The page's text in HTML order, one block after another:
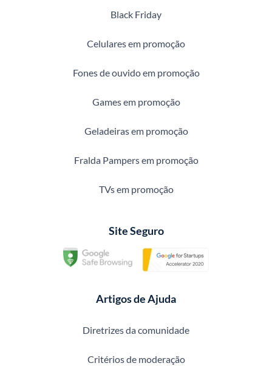
Black Friday
Celulares em promoção
Fones de ouvido em promoção
Games em promoção
Geladeiras em promoção
Fralda Pampers em promoção
TVs em promoção
Site Seguro
Artigos de Ajuda
Diretrizes da comunidade
Critérios de moderação